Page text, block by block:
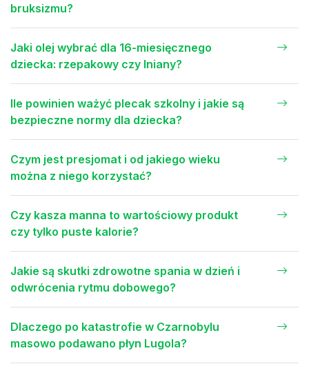
bruksizmu?
Jaki olej wybrać dla 16-miesięcznego
dziecka: rzepakowy czy lniany?
Ile powinien ważyć plecak szkolny i jakie są
bezpieczne normy dla dziecka?
Czym jest presjomat i od jakiego wieku
można z niego korzystać?
Czy kasza manna to wartościowy produkt
czy tylko puste kalorie?
Jakie są skutki zdrowotne spania w dzień i
odwrócenia rytmu dobowego?
Dlaczego po katastrofie w Czarnobylu
masowo podawano płyn Lugola?